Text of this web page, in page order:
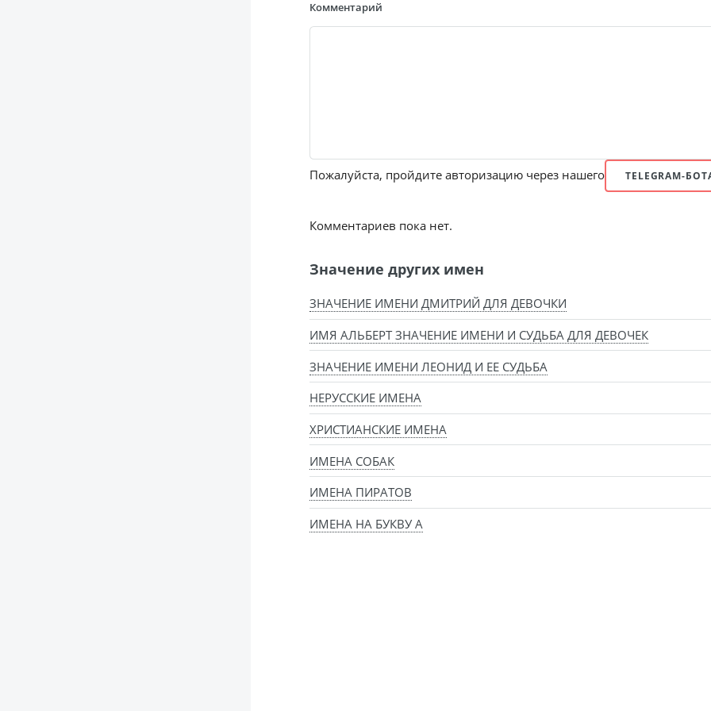
Комментарий
Пожалуйста, пройдите авторизацию через нашего TELEGRAM-
Комментариев пока нет.
Значение других имен
ЗНАЧЕНИЕ ИМЕНИ ДМИТРИЙ ДЛЯ ДЕВОЧКИ
ИМЯ АЛЬБЕРТ ЗНАЧЕНИЕ ИМЕНИ И СУДЬБА ДЛЯ ДЕВОЧЕК
ЗНАЧЕНИЕ ИМЕНИ ЛЕОНИД И ЕЕ СУДЬБА
НЕРУССКИЕ ИМЕНА
ХРИСТИАНСКИЕ ИМЕНА
ИМЕНА СОБАК
ИМЕНА ПИРАТОВ
ИМЕНА НА БУКВУ А